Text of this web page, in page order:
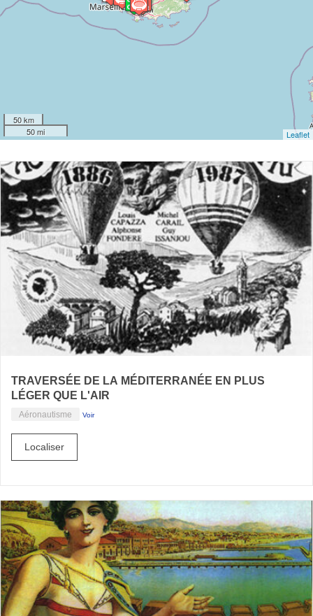
50 km
50 mi
Leaflet
TRAVERSÉE DE LA MÉDITERRANÉE EN PLUS
LÉGER QUE L'AIR
Aéronautisme Voir
Localiser